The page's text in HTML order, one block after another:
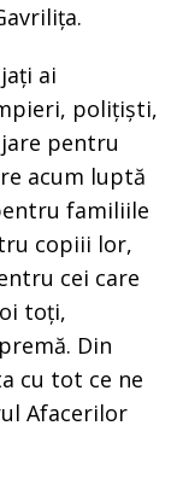
ai
polițiști,
pentru
acum luptă
familiile
copiii lor,
cei care
toți,
Din
cu tot ce ne
Afacerilor